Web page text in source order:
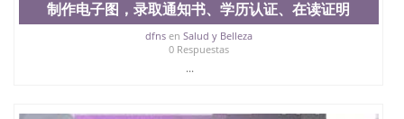
业找人做文凭学位qq微信551190476澳洲读CQU中央
昆士兰大学学历成绩单购买学位证书/澳洲读本科硕
士做文凭/购买澳洲大学毕业证成绩单假文凭学历办
理UPenn//文凭//Q/微信551190476制作宾夕法尼亚大
学【毕业证成绩单】/办理真实可查留信网认证，快
University of Pennsylvania
制作电子图，录取通知书、学历认证、在读证明
dfnsen Salud y Belleza
0 Respuestas
...